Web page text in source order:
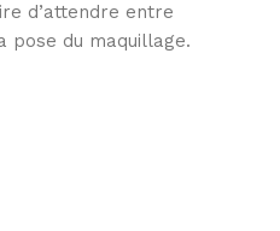
d’attendre entre
pose du maquillage.